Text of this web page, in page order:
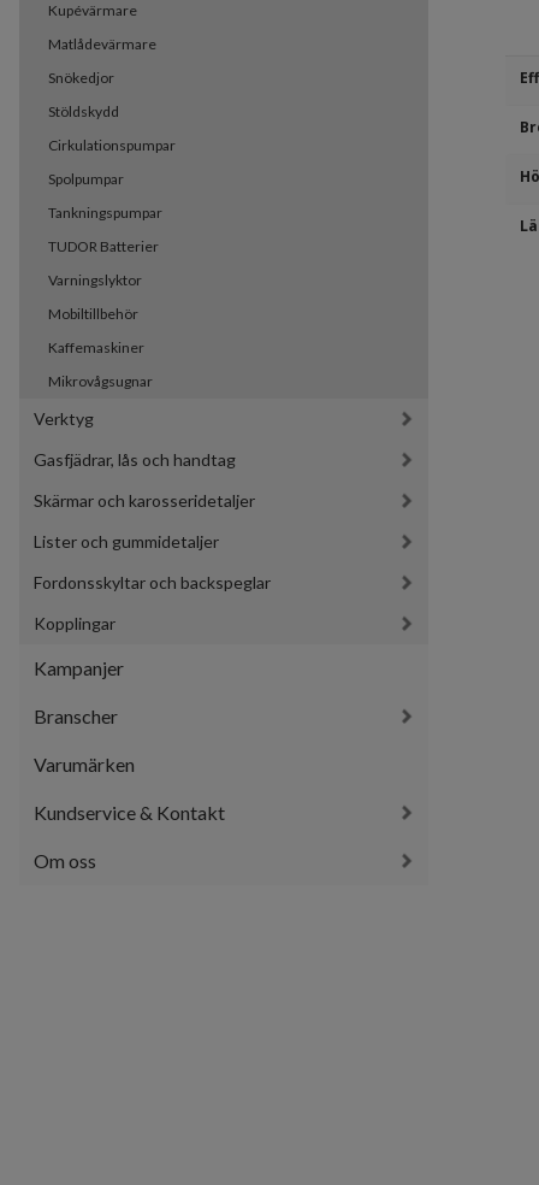
Kupévärmare
Matlådevärmare
Snökedjor
Stöldskydd
Cirkulationspumpar
Spolpumpar
Tankningspumpar
TUDOR Batterier
Varningslyktor
Mobiltillbehör
Kaffemaskiner
Mikrovågsugnar
Verktyg
Gasfjädrar, lås och handtag
Skärmar och karosseridetaljer
Lister och gummidetaljer
Fordonsskyltar och backspeglar
Kopplingar
Kampanjer
Branscher
Varumärken
Kundservice & Kontakt
Om oss